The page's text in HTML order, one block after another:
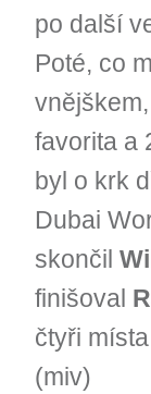
po další
Poté, co
favorita a
byl o krk
Dubai
skončil
finišoval
čtyři
(miv)